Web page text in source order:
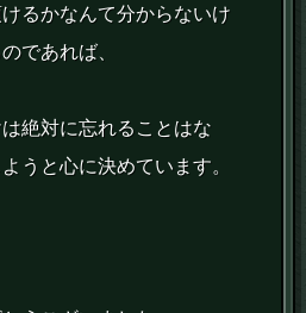
るかなんて分からないけ
であれば、
絶対に忘れることはな
うと心に決めています。